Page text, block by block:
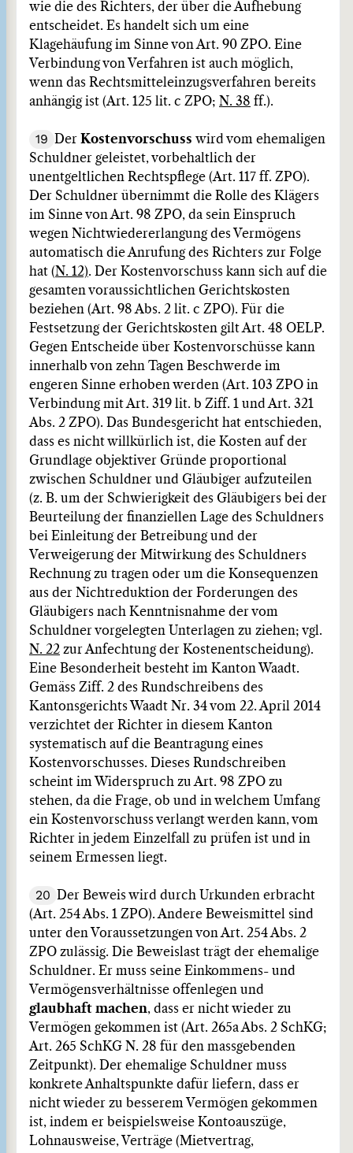
wie die des Richters, der über die Aufhebung
entscheidet. Es handelt sich um eine
Klagehäufung im Sinne von Art. 90 ZPO. Eine
Verbindung von Verfahren ist auch möglich,
wenn das Rechtsmitteleinzugsverfahren bereits
anhängig ist (Art. 125 lit. c ZPO; N. 38 ff.).
19 Der Kostenvorschuss wird vom ehemaligen
Schuldner geleistet, vorbehaltlich der
unentgeltlichen Rechtspflege (Art. 117 ff. ZPO).
Der Schuldner übernimmt die Rolle des Klägers
im Sinne von Art. 98 ZPO, da sein Einspruch
wegen Nichtwiedererlangung des Vermögens
automatisch die Anrufung des Richters zur Folge
hat (N. 12). Der Kostenvorschuss kann sich auf die
gesamten voraussichtlichen Gerichtskosten
beziehen (Art. 98 Abs. 2 lit. c ZPO). Für die
Festsetzung der Gerichtskosten gilt Art. 48 OELP.
Gegen Entscheide über Kostenvorschüsse kann
innerhalb von zehn Tagen Beschwerde im
engeren Sinne erhoben werden (Art. 103 ZPO in
Verbindung mit Art. 319 lit. b Ziff. 1 und Art. 321
Abs. 2 ZPO). Das Bundesgericht hat entschieden,
dass es nicht willkürlich ist, die Kosten auf der
Grundlage objektiver Gründe proportional
zwischen Schuldner und Gläubiger aufzuteilen
(z. B. um der Schwierigkeit des Gläubigers bei der
Beurteilung der finanziellen Lage des Schuldners
bei Einleitung der Betreibung und der
Verweigerung der Mitwirkung des Schuldners
Rechnung zu tragen oder um die Konsequenzen
aus der Nichtreduktion der Forderungen des
Gläubigers nach Kenntnisnahme der vom
Schuldner vorgelegten Unterlagen zu ziehen; vgl.
N. 22 zur Anfechtung der Kostenentscheidung).
Eine Besonderheit besteht im Kanton Waadt.
Gemäss Ziff. 2 des Rundschreibens des
Kantonsgerichts Waadt Nr. 34 vom 22. April 2014
verzichtet der Richter in diesem Kanton
systematisch auf die Beantragung eines
Kostenvorschusses. Dieses Rundschreiben
scheint im Widerspruch zu Art. 98 ZPO zu
stehen, da die Frage, ob und in welchem Umfang
ein Kostenvorschuss verlangt werden kann, vom
Richter in jedem Einzelfall zu prüfen ist und in
seinem Ermessen liegt.
20
Der Beweis wird durch Urkunden erbracht
(Art. 254 Abs. 1 ZPO). Andere Beweismittel sind
unter den Voraussetzungen von Art. 254 Abs. 2
ZPO zulässig. Die Beweislast trägt der ehemalige
Schuldner. Er muss seine Einkommens- und
Vermögensverhältnisse offenlegen und
glaubhaft machen, dass er nicht wieder zu
Vermögen gekommen ist (Art. 265a Abs. 2 SchKG;
Art. 265 SchKG N. 28 für den massgebenden
Zeitpunkt). Der ehemalige Schuldner muss
konkrete Anhaltspunkte dafür liefern, dass er
nicht wieder zu besserem Vermögen gekommen
ist, indem er beispielsweise Kontoauszüge,
Lohnausweise, Verträge (Mietvertrag,